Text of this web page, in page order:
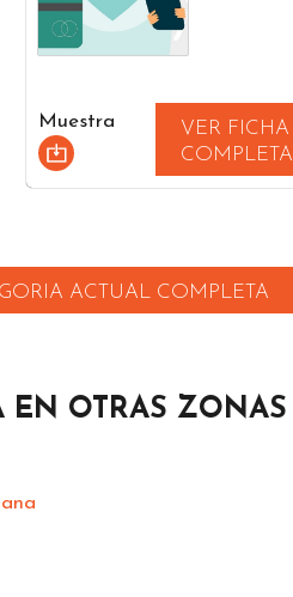
Muestra
VER FICHA
COMPLETA
ACTUAL COMPLETA
EN OTRAS ZONAS